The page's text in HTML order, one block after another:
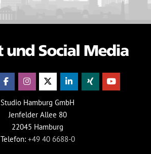
Studio Hamburg GmbH
Jenfelder Allee 80
22045 Hamburg
Telefon: +49 40 6688-0